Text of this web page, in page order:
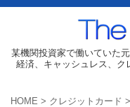
某機関投資家で働いていた
経済、キャッシュレス、ク
HOME > クレジットカード >